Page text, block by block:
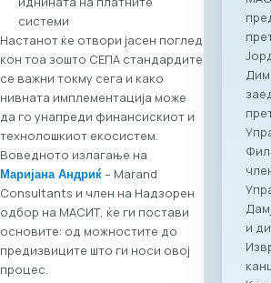
системи
Настанот ќе отвори јасен поглед
кон тоа зошто СЕПА стандардите
се важни токму сега и како
нивната имплементација може
да го унапреди финансискиот и
технолошкиот екосистем.
Воведното излагање на
Маријана Андриќ – Marand
Consultants и член на Надзорен
одбор на МАСИТ, ќе ги постави
основите: од можностите до
предизвиците што ги носи овој
процес.